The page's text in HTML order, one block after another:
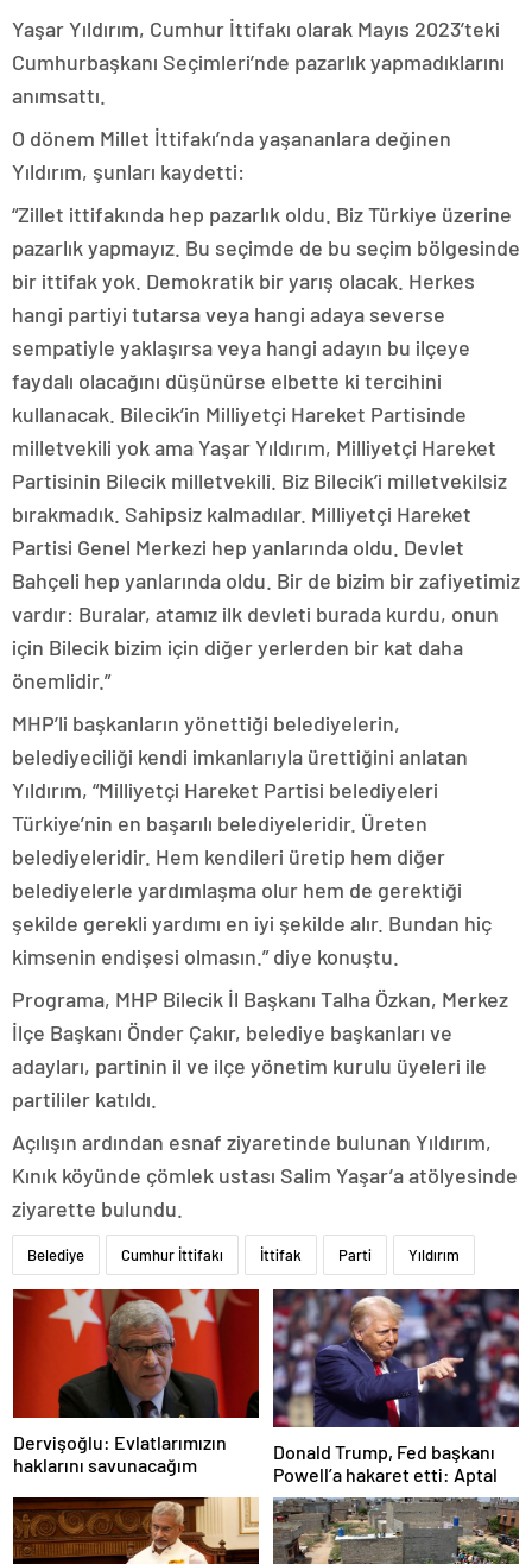
Yaşar Yıldırım, Cumhur İttifakı olarak Mayıs 2023’teki
Cumhurbaşkanı Seçimleri’nde pazarlık yapmadıklarını
anımsattı.
O dönem Millet İttifakı’nda yaşananlara değinen
Yıldırım, şunları kaydetti:
“Zillet ittifakında hep pazarlık oldu. Biz Türkiye üzerine
pazarlık yapmayız. Bu seçimde de bu seçim bölgesinde
bir ittifak yok. Demokratik bir yarış olacak. Herkes
hangi partiyi tutarsa veya hangi adaya severse
sempatiyle yaklaşırsa veya hangi adayın bu ilçeye
faydalı olacağını düşünürse elbette ki tercihini
kullanacak. Bilecik’in Milliyetçi Hareket Partisinde
milletvekili yok ama Yaşar Yıldırım, Milliyetçi Hareket
Partisinin Bilecik milletvekili. Biz Bilecik’i milletvekilsiz
bırakmadık. Sahipsiz kalmadılar. Milliyetçi Hareket
Partisi Genel Merkezi hep yanlarında oldu. Devlet
Bahçeli hep yanlarında oldu. Bir de bizim bir zafiyetimiz
vardır: Buralar, atamız ilk devleti burada kurdu, onun
için Bilecik bizim için diğer yerlerden bir kat daha
önemlidir.”
MHP’li başkanların yönettiği belediyelerin,
belediyeciliği kendi imkanlarıyla ürettiğini anlatan
Yıldırım, “Milliyetçi Hareket Partisi belediyeleri
Türkiye’nin en başarılı belediyeleridir. Üreten
belediyeleridir. Hem kendileri üretip hem diğer
belediyelerle yardımlaşma olur hem de gerektiği
şekilde gerekli yardımı en iyi şekilde alır. Bundan hiç
kimsenin endişesi olmasın.” diye konuştu.
Programa, MHP Bilecik İl Başkanı Talha Özkan, Merkez
İlçe Başkanı Önder Çakır, belediye başkanları ve
adayları, partinin il ve ilçe yönetim kurulu üyeleri ile
partililer katıldı.
Açılışın ardından esnaf ziyaretinde bulunan Yıldırım,
Kınık köyünde çömlek ustası Salim Yaşar’a atölyesinde
ziyarette bulundu.
Belediye Cumhur İttifakı İttifak Parti Yıldırım
Dervişoğlu: Evlatlarımızın
haklarını savunacağım
Donald Trump, Fed başkanı
Powell’a hakaret etti: Aptal